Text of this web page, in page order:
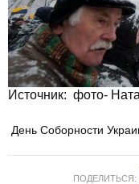
Источник: фото-
День Соборности
ПОДЕЛИТЬСЯ: